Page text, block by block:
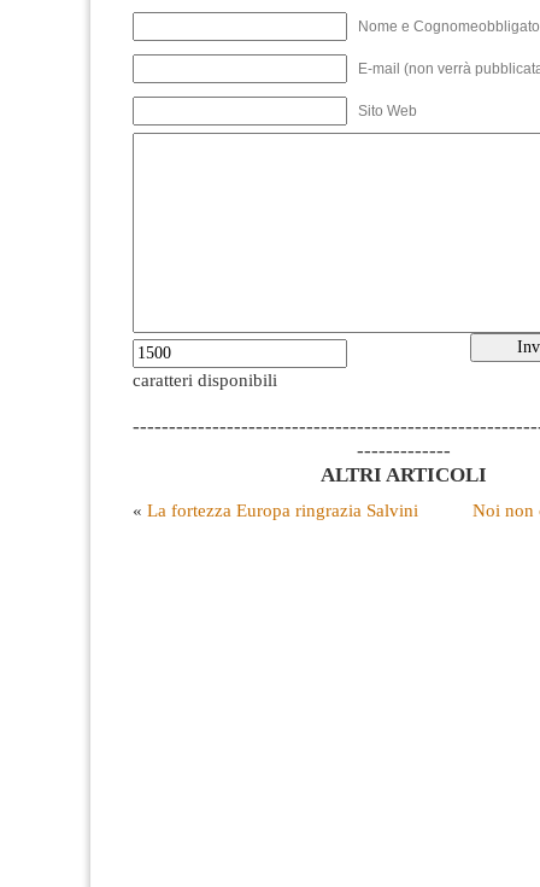
Nome e
E-mail (non verrà
Sito Web
caratteri disponibili
-------------
ALTRI ARTICOLI
« La fortezza Europa ringrazia Salvini Noi non